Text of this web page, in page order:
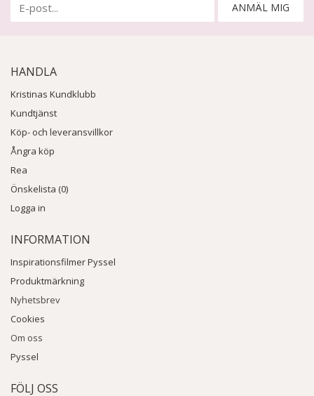
ANMÄL MIG
HANDLA
Kristinas Kundklubb
Kundtjänst
Köp- och leveransvillkor
Ångra köp
Rea
Önskelista (0)
Logga in
INFORMATION
Inspirationsfilmer Pyssel
Produktmärkning
Nyhetsbrev
Cookies
Om oss
Pyssel
FÖLJ OSS